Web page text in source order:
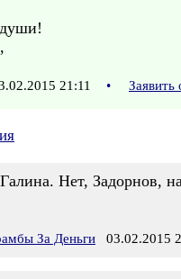
21:11 •
Нет, Задорнов,
За Деньги 03.02.2015